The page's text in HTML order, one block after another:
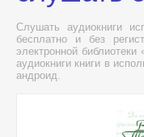
Слушать аудиокниги
бесплатно и без
электронной
аудиокниги книги в
андроид.